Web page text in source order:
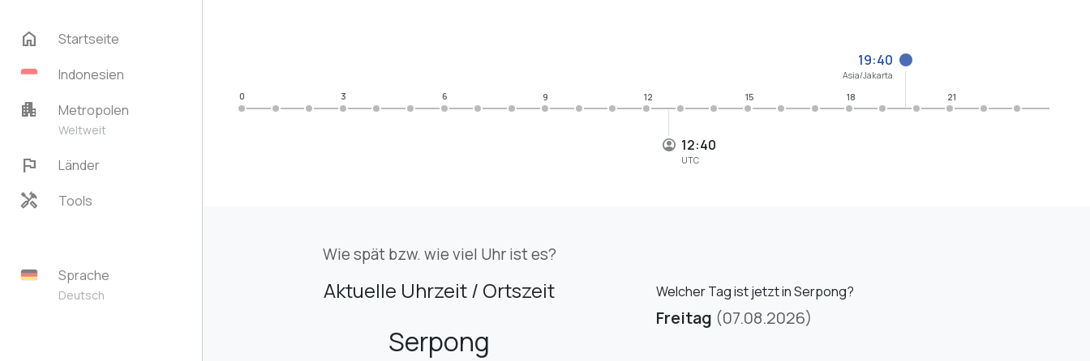
home
Startseite
Indonesien
apartment Metropolen
Weltweit
flag Länder
handyman Tools
Sprache
Deutsch
12:40
UTC
19:40
Asia/Jakarta
0 3 6 9 12 15 18 21
Wie spät bzw. wie viel Uhr ist es?
Aktuelle Uhrzeit / Ortszeit
Serpong
Welcher Tag ist jetzt in Serpong?
Freitag (07.08.2026)